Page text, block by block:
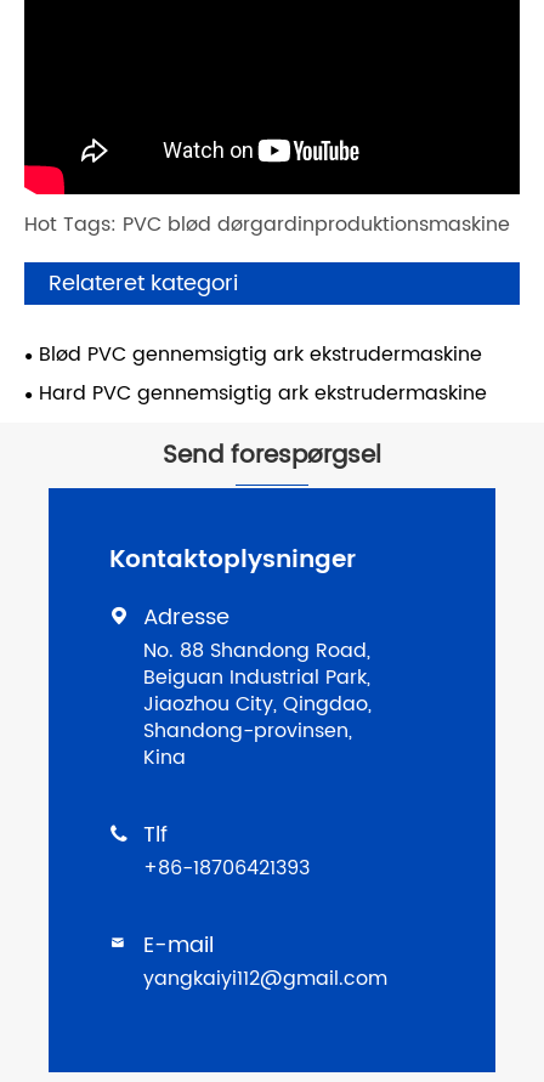
Hot Tags: PVC blød dørgardinproduktionsmaskine
Relateret kategori
Blød PVC gennemsigtig ark ekstrudermaskine
Hard PVC gennemsigtig ark ekstrudermaskine
Send forespørgsel
Kontaktoplysninger
 Adresse
No. 88 Shandong Road,
Beiguan Industrial Park,
Jiaozhou City, Qingdao,
Shandong-provinsen,
Kina
 Tlf
+86-18706421393
 E-mail
yangkaiyi112@gmail.com